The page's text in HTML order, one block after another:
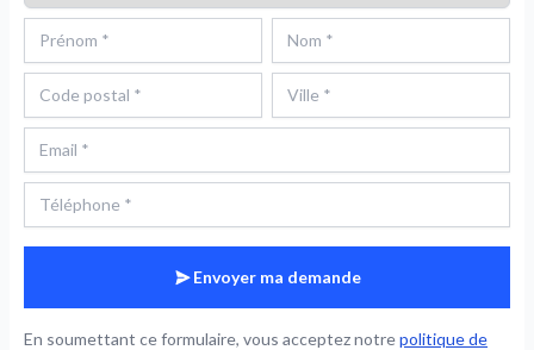
Envoyer ma demande
En soumettant ce formulaire, vous acceptez notrepolitique de